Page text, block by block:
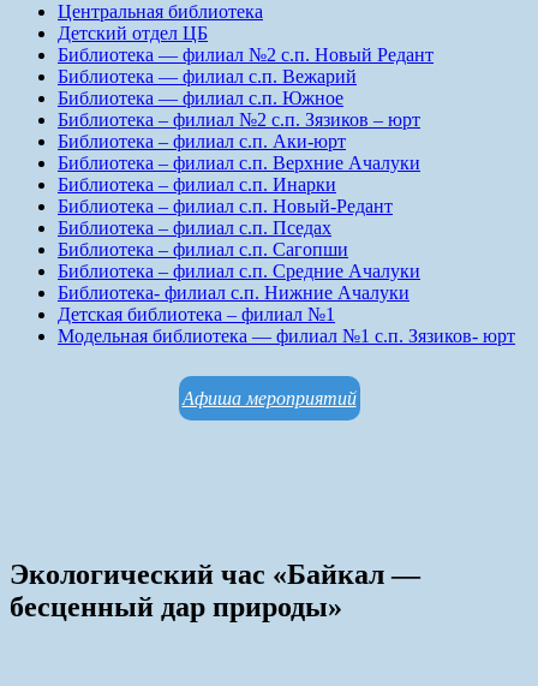
Центральная библиотека
Детский отдел ЦБ
Библиотека — филиал №2 с.п. Новый Редант
Библиотека — филиал с.п. Вежарий
Библиотека — филиал с.п. Южное
Библиотека – филиал №2 с.п. Зязиков – юрт
Библиотека – филиал с.п. Аки-юрт
Библиотека – филиал с.п. Верхние Ачалуки
Библиотека – филиал с.п. Инарки
Библиотека – филиал с.п. Новый-Редант
Библиотека – филиал с.п. Пседах
Библиотека – филиал с.п. Сагопши
Библиотека – филиал с.п. Средние Ачалуки
Библиотека- филиал с.п. Нижние Ачалуки
Детская библиотека – филиал №1
Модельная библиотека — филиал №1 с.п. Зязиков- юрт
Афиша мероприятий
Экологический час «Байкал —
бесценный дар природы»